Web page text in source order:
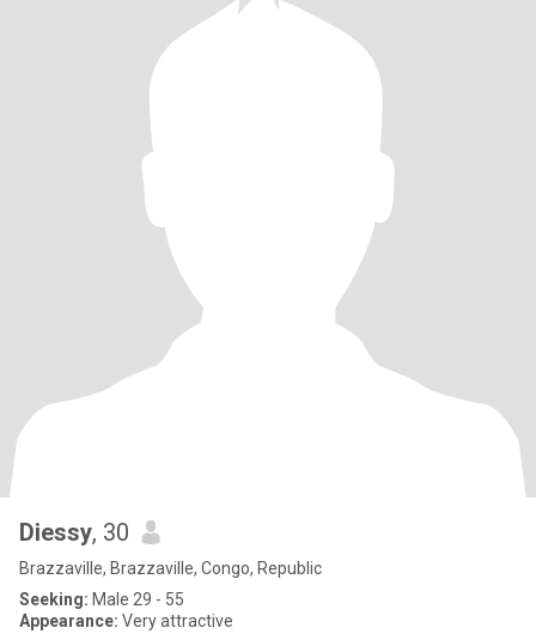
Diessy, 30
Brazzaville, Brazzaville, Congo, Republic
Seeking: Male 29 - 55
Appearance: Very attractive